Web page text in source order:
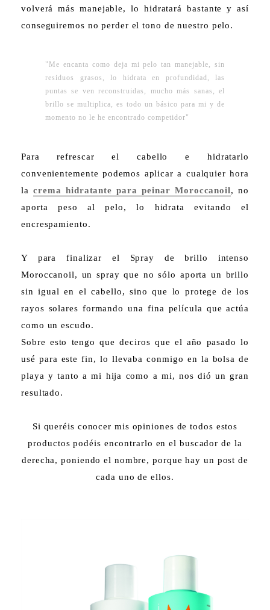
volverá más manejable, lo hidratará bastante y así
conseguiremos no perder el tono de nuestro pelo.
"Me encanta como deja mi pelo tan manejable, sin
residuos grasos, lo hidrata en profundidad, las
puntas se ven reconstruidas, mucho más sanas, el
brillo se multiplica, es todo un básico para mi y de
momento no le he encontrado competidor"
Para refrescar el cabello e hidratarlo
convenientemente podemos aplicar a cualquier hora
lacrema hidratante para peinar Moroccanoil, no
aporta peso al pelo, lo hidrata evitando el
encrespamiento.
Y para finalizar el Spray de brillo intenso
Moroccanoil, un spray que no sólo aporta un brillo
sin igual en el cabello, sino que lo protege de los
rayos solares formando una fina película que actúa
como un escudo.
Sobre esto tengo que deciros que el año pasado lo
usé para este fin, lo llevaba conmigo en la bolsa de
playa y tanto a mi hija como a mi, nos dió un gran
resultado.
Si queréis conocer mis opiniones de todos estos
productos podéis encontrarlo en el buscador de la
derecha, poniendo el nombre, porque hay un post de
cada uno de ellos.